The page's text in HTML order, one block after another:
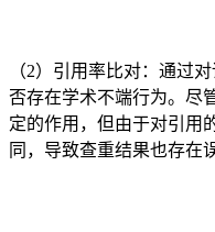
（2）引用率比对：通过
否存在学术不端行为。尽
定的作用，但由于对引用
同，导致查重结果也存在